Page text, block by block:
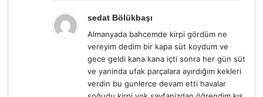
sedat Bölükbaşı
Almanyada bahcemde kirpi gördüm ne
vereyim dedim bir kapa süt koydum ve
gece geldi kana kana içti sonra her gün süt
ve yaninda ufak parçalara ayırdığım kekleri
verdin bu gunlerce devam etti havalar